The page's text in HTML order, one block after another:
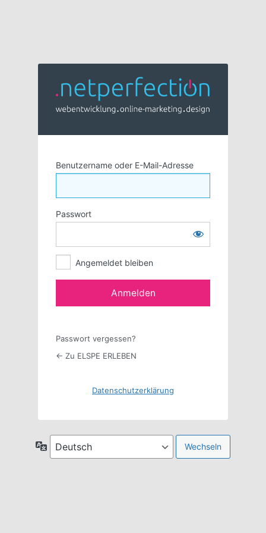
Anmelden
Benutzername oder E-Mail-Adresse
Passwort
Angemeldet bleiben
Passwort vergessen?
← Zu ELSPE ERLEBEN
Datenschutzerklärung
Sprache